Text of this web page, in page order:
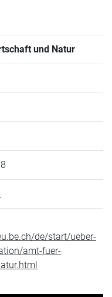
und Natur
de/start/ueber-
amt-fuer-